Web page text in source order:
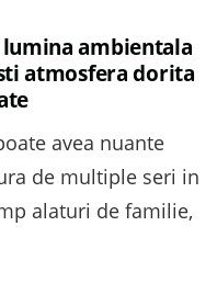
ambientala
atmosfera dorita
avea nuante
de multiple seri in
alaturi de familie,